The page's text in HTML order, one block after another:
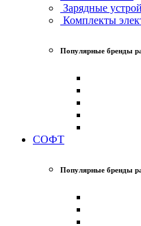
Зарядные
Комплекты
Популярные бренды
СОФТ
Популярные бренды